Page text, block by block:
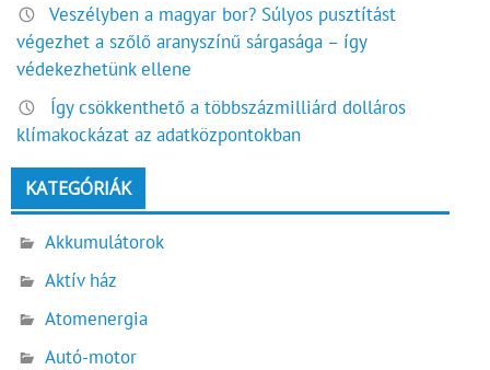
Veszélyben a magyar bor? Súlyos pusztítást
végezhet a szőlő aranyszínű sárgasága – így
védekezhetünk ellene
Így csökkenthető a többszázmilliárd dolláros
klímakockázat az adatközpontokban
KATEGÓRIÁK
Akkumulátorok
Aktív ház
Atomenergia
Autó-motor